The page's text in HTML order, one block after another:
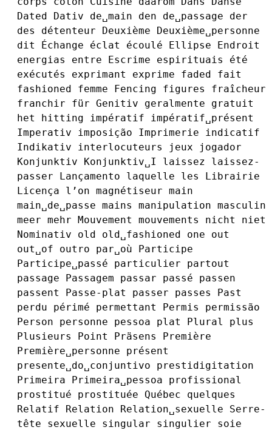
Dated
Dativ de␣main den de␣passage
der
des
détenteur Deuxième
Deuxième␣personne
dit
Échange éclat écoulé Ellipse
Endroit
energias
entre Escrime espirituais
été
exécutés
exprimant exprime faded
fait
fashioned
femme Fencing figures
fraîcheur
franchir
für Genitiv geralmente
gratuit
het
hitting impératif
impératif␣présent
Imperativ
imposição Imprimerie
indicatif
Indikativ
interlocuteurs jeux
jogador
Konjunktiv
Konjunktiv␣I laissez
laissez-
passer
Lançamento laquelle les
Librairie
Licença
l’on magnétiseur main
main␣de␣passe mains manipulation masculin
meer mehr Mouvement mouvements nicht
niet
Nominativ
old old␣fashioned one
out
out␣of
outro par␣où
Participe
Participe␣passé
particulier
partout
passage
Passagem passar passé
passen
passent
Passe-plat passer passes
Past
perdu
périmé permettant Permis
permissão
Person
personne pessoa plat Plural
plus
Plusieurs
Point Präsens
Première
Première␣personne
présent
presente␣do␣conjuntivo
prestidigitation
Primeira
Primeira␣pessoa
profissional
prostitué
prostituée Québec
quelques
Relatif
Relation Relation␣sexuelle
Serre-
tête
sexuelle singular singulier
soie